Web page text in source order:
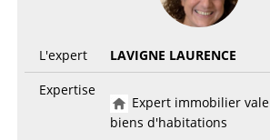
L'expert
LAVIGNE LAURENCE
Expertise
Expert immobilier
biens d'habitations